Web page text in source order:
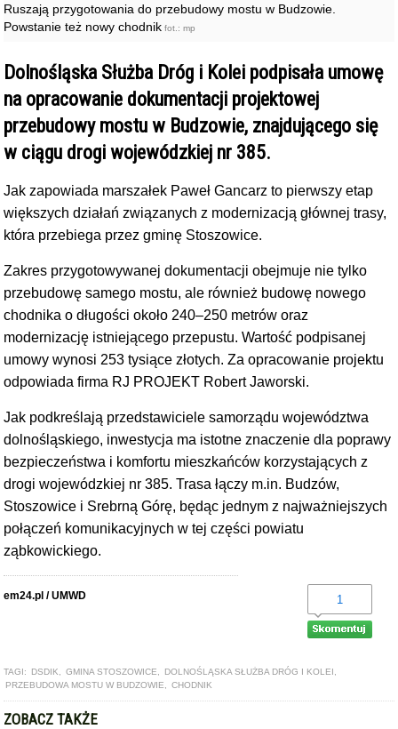
Ruszają przygotowania do przebudowy mostu w Budzowie.
Powstanie też nowy chodnik fot.: mp
Dolnośląska Służba Dróg i Kolei podpisała umowę
na opracowanie dokumentacji projektowej
przebudowy mostu w Budzowie, znajdującego się
w ciągu drogi wojewódzkiej nr 385.
Jak zapowiada marszałek Paweł Gancarz to pierwszy etap
większych działań związanych z modernizacją głównej trasy,
która przebiega przez gminę Stoszowice.
Zakres przygotowywanej dokumentacji obejmuje nie tylko
przebudowę samego mostu, ale również budowę nowego
chodnika o długości około 240–250 metrów oraz
modernizację istniejącego przepustu. Wartość podpisanej
umowy wynosi 253 tysiące złotych. Za opracowanie projektu
odpowiada firma RJ PROJEKT Robert Jaworski.
Jak podkreślają przedstawiciele samorządu województwa
dolnośląskiego, inwestycja ma istotne znaczenie dla poprawy
bezpieczeństwa i komfortu mieszkańców korzystających z
drogi wojewódzkiej nr 385. Trasa łączy m.in. Budzów,
Stoszowice i Srebrną Górę, będąc jednym z najważniejszych
połączeń komunikacyjnych w tej części powiatu
ząbkowickiego.
em24.pl / UMWD 1
TAGI: DSDIK GMINA STOSZOWICE DOLNOŚLĄSKA SŁUŻBA DRÓG I KOLEI
PRZEBUDOWA MOSTU W BUDZOWIE
CHODNIK
ZOBACZ TAKŻE